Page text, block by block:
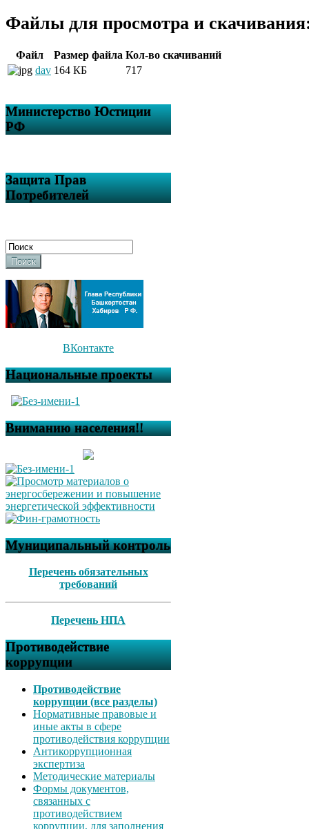
Файлы для просмотра и
Файл Размер файла Кол-во скачиваний
dav 164 КБ 717
Министерство Юстиции
РФ
Защита Прав
Потребителей
Поиск
ВКонтакте
Национальные проекты
Вниманию населения!!
Муниципальный контроль
Перечень обязательных
требований
Перечень НПА
Противодействие
коррупции
Противодействие
коррупции (все разделы)
Нормативные правовые и
иные акты в сфере
противодействия коррупции
Антикоррупционная
экспертиза
Методические материалы
Формы документов,
связанных с
противодействием
коррупции, для заполнения